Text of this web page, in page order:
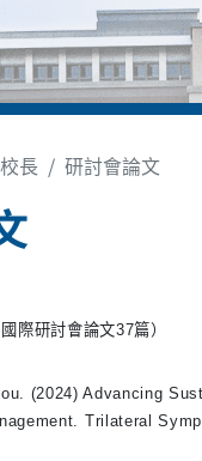
長 研討會論文
際研討會論文37篇）
(2024) Advancing
Trilateral